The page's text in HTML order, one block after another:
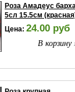
Роза Амадеус
5сл 15.5см
Цена: 24.00 руб
В корзину